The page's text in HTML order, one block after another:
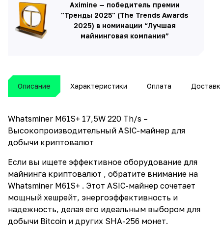
Aximine — победитель премии
"Тренды 2025" (The Trends Awards
2025) в номинации “Лучшая
майнинговая компания”
Описание Характеристики Оплата
Whatsminer M61S+ 17,5W 220 Th/s –
Высокопроизводительный ASIC-майнер для
добычи криптовалют
Если вы ищете эффективное оборудование для
майнинга криптовалют , обратите внимание на
Whatsminer M61S+ . Этот ASIC-майнер сочетает
мощный хешрейт, энергоэффективность и
надежность, делая его идеальным выбором для
добычи Bitcoin и других SHA-256 монет.